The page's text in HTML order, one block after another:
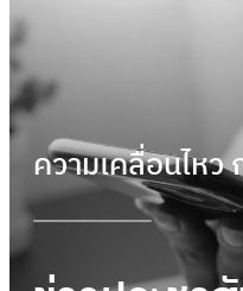
ความเคลื่อนไหว